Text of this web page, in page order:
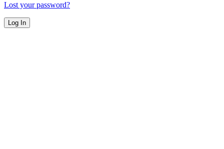
Lost your password?